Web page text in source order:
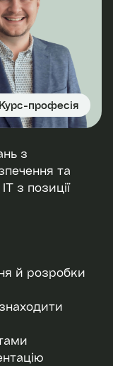
з
та
з позиції
й розробки
Курс-професія